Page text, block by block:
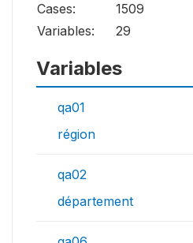
Cases:
1509
Variables:
29
Variables
qa01
région
qa02
département